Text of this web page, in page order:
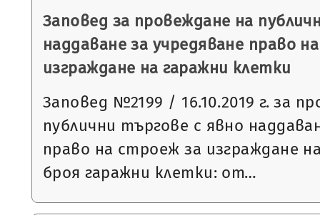
Заповед за провеждане на
наддаване за учредяване право
изграждане на гаражни клетки
Заповед №2199 / 16.10.2019 г. за
публични търгове с явно
право на строеж за изграждане
броя гаражни клетки: от…